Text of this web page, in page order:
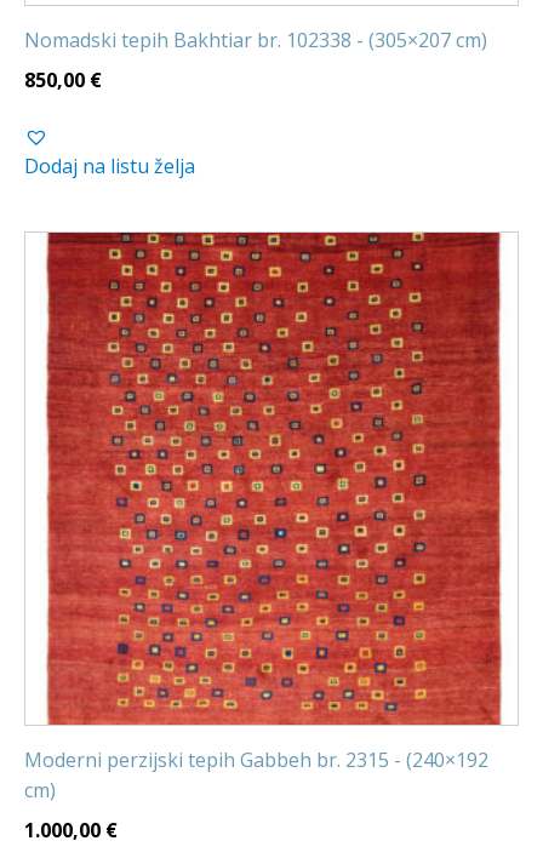
Nomadski tepih Bakhtiar br. 102338 - (305×207 cm)
850,00 €
Dodaj na listu želja
Moderni perzijski tepih Gabbeh br. 2315 - (240×192
cm)
1.000,00 €